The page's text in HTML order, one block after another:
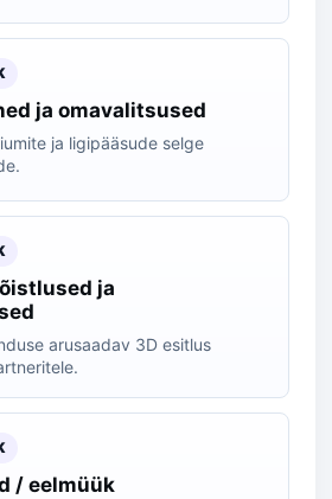
ja omavalitsused
ja ligipääsude selge
ja
arusaadav 3D esitlus
/ eelmüük